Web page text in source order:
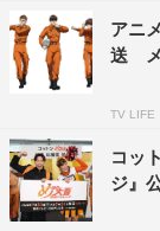
目指す中村雪、
つ十朱大吾とい
動き出す。
を飾り、第1話
ジン公式アプリ
アニ
送 メ
TV LIFE
コッ
ジ』